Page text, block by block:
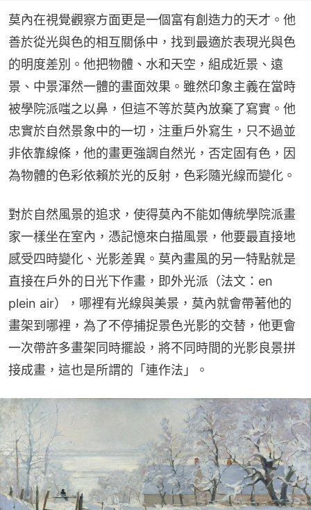
莫內在視覺觀察方面更是一個富有創造力的天才。他
善於從光與色的相互關係中，找到最適於表現光與色
的明度差別。他把物體、水和天空，組成近景、遠
景、中景渾然一體的畫面效果。雖然印象主義在當時
被學院派嗤之以鼻，但這不等於莫內放棄了寫實。他
忠實於自然景象中的一切，注重戶外寫生，只不過並
非依靠線條，他的畫更強調自然光，否定固有色，因
為物體的色彩依賴於光的反射，色彩隨光線而變化。
對於自然風景的追求，使得莫內不能如傳統學院派畫
家一樣坐在室內，憑記憶來白描風景，他要最直接地
感受四時變化、光影差異。莫內畫風的另一特點就是
直接在戶外的日光下作畫，即外光派（法文：en
plein air），哪裡有光線與美景，莫內就會帶著他的
畫架到哪裡，為了不停捕捉景色光影的交替，他更會
一次帶許多畫架同時擺設，將不同時間的光影良景拼
接成畫，這也是所謂的「連作法」。